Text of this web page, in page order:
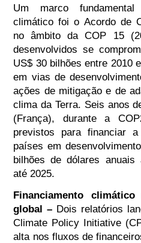
Um marco
climático foi o Acordo de
no âmbito da COP 15
desenvolvidos se
US$ 30 bilhões entre 2010
em vias de
ações de mitigação e de
clima da Terra. Seis anos
(França), durante a
previstos para financiar
países em
bilhões de dólares anuais
até 2025.
Financiamento
global – Dois relatórios
Climate Policy Initiative
alta nos fluxos de